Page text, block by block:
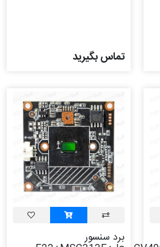
تماس بگیرید
برد سنسور